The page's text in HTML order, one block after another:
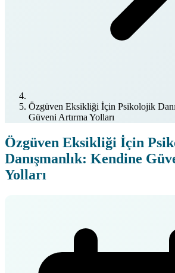
Özgüven Eksikliği İçin Psikolojik
Güveni Artırma Yolları
Özgüven Eksikliği İçin
Danışmanlık: Kendine
Yolları